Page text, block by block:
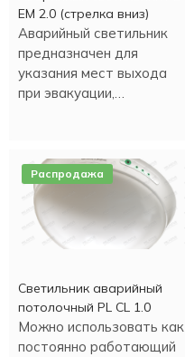
EM 2.0 (стрелка вниз)
Аварийный светильник
предназначен для
указания мест выхода
при эвакуации,
Распродажа
Светильник аварийный
потолочный PL CL 1.0
Можно использовать как
постоянно работающий